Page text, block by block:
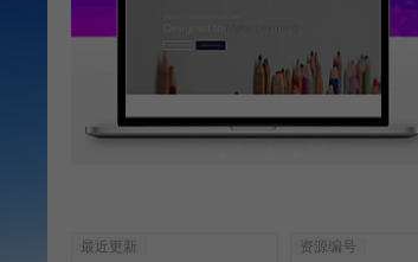
最近更新
资源编号